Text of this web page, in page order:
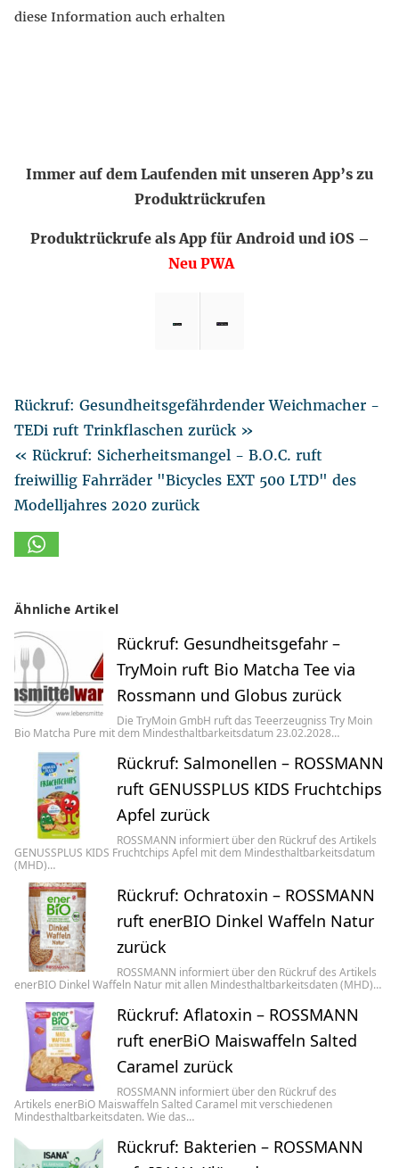
diese Information auch erhalten
Immer auf dem Laufenden mit unseren App’s zu
Produktrückrufen
Produktrückrufe als App für Android und iOS –
Neu PWA
Rückruf: Gesundheitsgefährdender Weichmacher -
TEDi ruft Trinkflaschen zurück »
« Rückruf: Sicherheitsmangel - B.O.C. ruft
freiwillig Fahrräder "Bicycles EXT 500 LTD" des
Modelljahres 2020 zurück
Ähnliche Artikel
Rückruf: Gesundheitsgefahr –
TryMoin ruft Bio Matcha Tee via
Rossmann und Globus zurück
Die TryMoin GmbH ruft das Teeerzeugniss Try Moin
Bio Matcha Pure mit dem Mindesthaltbarkeitsdatum 23.02.2028…
Rückruf: Salmonellen – ROSSMANN
ruft GENUSSPLUS KIDS Fruchtchips
Apfel zurück
ROSSMANN informiert über den Rückruf des Artikels
GENUSSPLUS KIDS Fruchtchips Apfel mit dem Mindesthaltbarkeitsdatum
(MHD)…
Rückruf: Ochratoxin – ROSSMANN
ruft enerBIO Dinkel Waffeln Natur
zurück
ROSSMANN informiert über den Rückruf des Artikels
enerBIO Dinkel Waffeln Natur mit allen Mindesthaltbarkeitsdaten (MHD)…
Rückruf: Aflatoxin – ROSSMANN
ruft enerBiO Maiswaffeln Salted
Caramel zurück
ROSSMANN informiert über den Rückruf des
Artikels enerBiO Maiswaffeln Salted Caramel mit verschiedenen
Mindesthaltbarkeitsdaten. Wie das…
Rückruf: Bakterien – ROSSMANN